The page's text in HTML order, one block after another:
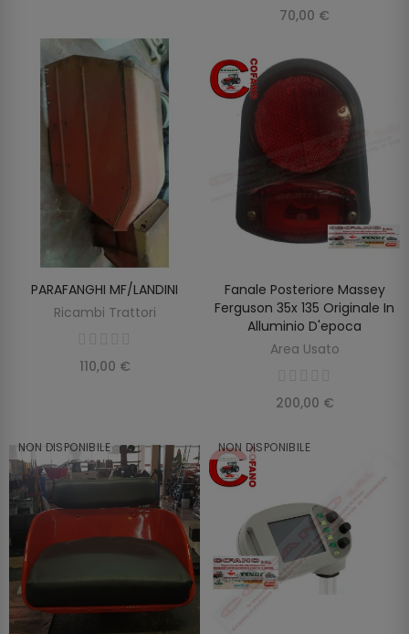
70,00 €
AGGIUNGI AL CARRELLO
PARAFANGHI MF/LANDINI
Ricambi Trattori
110,00 €
AGGIUNGI AL CARRELLO
Fanale Posteriore Massey
Ferguson 35x 135 Originale In
Alluminio D'epoca
Area Usato
200,00 €
NON DISPONIBILE NON DISPONIBILE